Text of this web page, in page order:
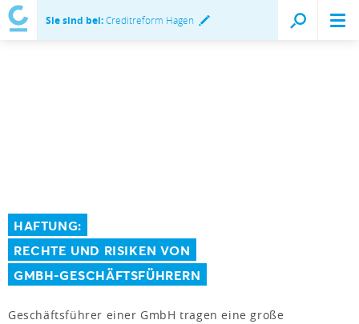
Sie sind bei:Creditreform Hagen
HAFTUNG:
RECHTE UND RISIKEN VON
GMBH-GESCHÄFTSFÜHRERN
Geschäftsführer einer GmbH tragen eine große